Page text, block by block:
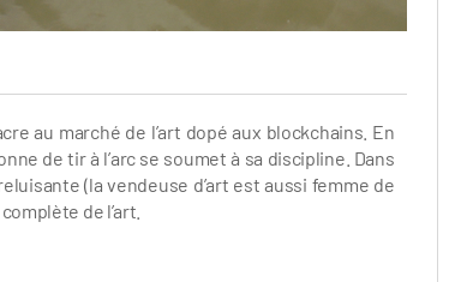
au marché de l’art dopé aux blockchains. En
de tir à l’arc se soumet à sa discipline. Dans
(la vendeuse d’art est aussi femme de
de l’art.